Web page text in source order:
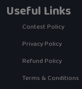
Useful Links
Contest Policy
Privacy Policy
Refund Policy
Terms & Conditions